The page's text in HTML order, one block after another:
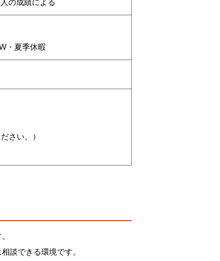
の成績による
・夏季休暇
さい。）
談できる環境です。